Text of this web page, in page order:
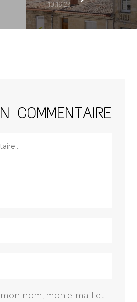
10.16.22
COMMENTAIRE
nom, mon e-mail et